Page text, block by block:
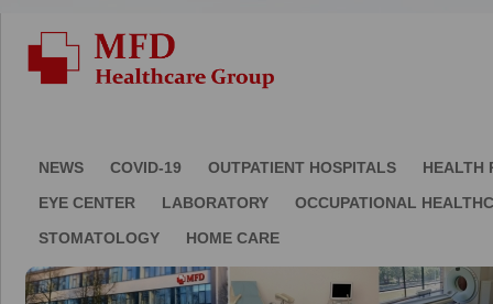
NEWS COVID-19 OUTPATIENT HOSPITALS
HEALTH
EYE CENTER
LABORATORY
OCCUPATIONAL
STOMATOLOGY
HOME CARE